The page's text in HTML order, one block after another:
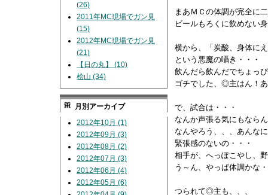
まあＭＣの体調が完全に
ビールもろくに飲めない
横から、「炭酸、身体に
という悪魔の囁き・・・
飲んだら飲んだでちょっ
ゴチでした、◎主はん！
で、試合は・・・
なんか声張る気にもなら
なんやろう、、、あんな
緊張感のないの・・・
相手が、へっぽこやし、
う～ん、やっぱ体調かな
つられて◎主も、、、
(26)
2011年MC現場でガン見
(15)
2012年MC現場でガン見
(21)
【日の丸】 (10)
桧山 (34)
月別アーカイブ
2012年10月 (1)
2012年09月 (3)
2012年08月 (2)
2012年07月 (3)
2012年06月 (4)
2012年05月 (6)